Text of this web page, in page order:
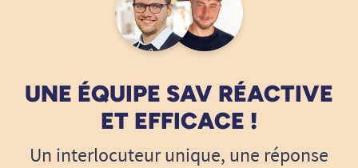
passage fluide, y compris pour les
personnes à mobilité réduite.
Polyvalent: utilisable en intérieur comme
établissements de santé, événements
temporaires, etc.
Protection durable des câbles contre les
écrasements, frottements ou passages
UNE ÉQUIPE SAV RÉACTIVE
ET EFFICACE !
Un interlocuteur unique, une réponse